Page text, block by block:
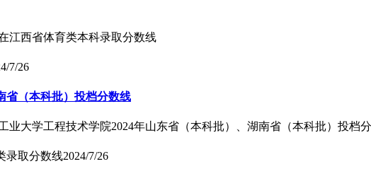
江西省体育类本科录取分数线
7/26
省（本科批）投档分数线
业大学工程技术学院2024年山东省（本科批）、湖南省（本科批）投档
录取分数线2024/7/26